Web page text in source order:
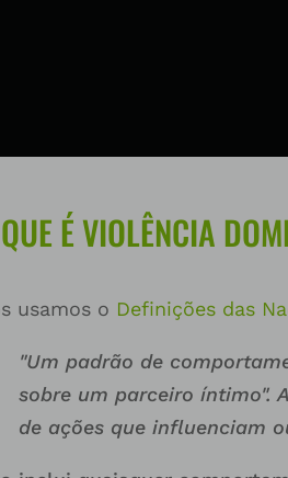
É VIOLÊNCIA
usamos o Definições das
"Um padrão de
sobre um parceiro íntimo".
de ações que influenciam